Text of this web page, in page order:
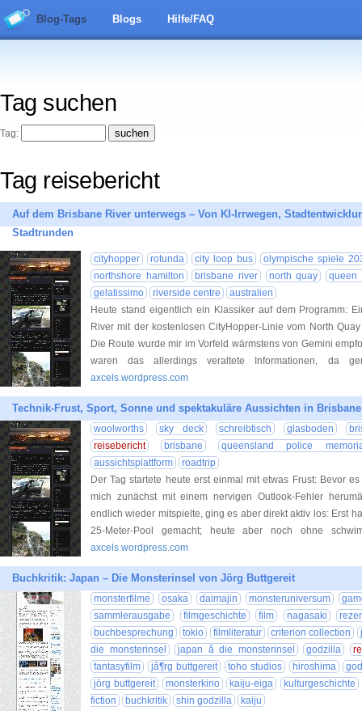
Blog-Tags Blogs Hilfe/FAQ
Tag suchen
Tag:
Tag reisebericht
Auf dem Brisbane River unterwegs – Von KI-Irrwegen,
Stadtrunden
cityhopper rotunda city loop bus
olympische spiele
northshore hamilton
brisbane river north quay
queen
gelatissimo
riverside centre
australien
Heute stand eigentlich ein Klassiker auf dem Programm:
River mit der kostenlosen CityHopper-Linie vom North
Die Route wurde mir im Vorfeld wärmstens von Gemini
waren das allerdings veraltete Informationen, da
axcels.wordpress.com
Technik-Frust, Sport, Sonne und spektakuläre Aussichten in Brisbane
woolworths sky deck schreibtisch glasboden
reisebericht
brisbane
queensland police
aussichtsplattform
roadtrip
Der Tag startete heute erst einmal mit etwas Frust: Bevor
mich zunächst mit einem nervigen Outlook-Fehler
endlich wieder mitspielte, ging es aber direkt aktiv los: Erst
25-Meter-Pool gemacht; heute aber noch ohne
axcels.wordpress.com
Buchkritik: Japan – Die Monsterinsel von Jörg Buttgereit
monsterfilme osaka daimajin monsteruniversum
sammlerausgabe
filmgeschichte film nagasaki
buchbesprechung
tokio filmliteratur criterion collection
die monsterinsel
japan â die monsterinsel godzilla
fantasyfilm
jã¶rg buttgereit toho studios hiroshima
jörg buttgereit
monsterkino kaiju-eiga
kulturgeschichte
fiction
buchkritik shin godzilla
kaiju